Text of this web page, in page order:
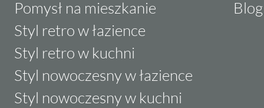
Pomysł na mieszkanie
Styl retro w łazience
Styl retro w kuchni
Styl nowoczesny w łazience
Styl nowoczesny w kuchni
Blog